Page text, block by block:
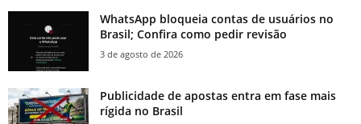
WhatsApp bloqueia contas de usuários no
Brasil; Confira como pedir revisão
3 de agosto de 2026
Publicidade de apostas entra em fase mais
rígida no Brasil